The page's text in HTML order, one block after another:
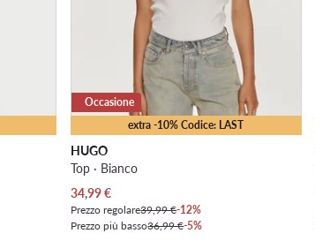
extra -10% Codice: LAST
Occasione
HUGO
Top · Bianco
Prezzo attuale
34,99€
Prezzo regolare39,99 €-12%
Prezzo più basso36,99 €-5%